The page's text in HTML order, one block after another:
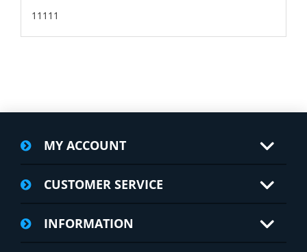
11111
MY ACCOUNT
CUSTOMER SERVICE
INFORMATION